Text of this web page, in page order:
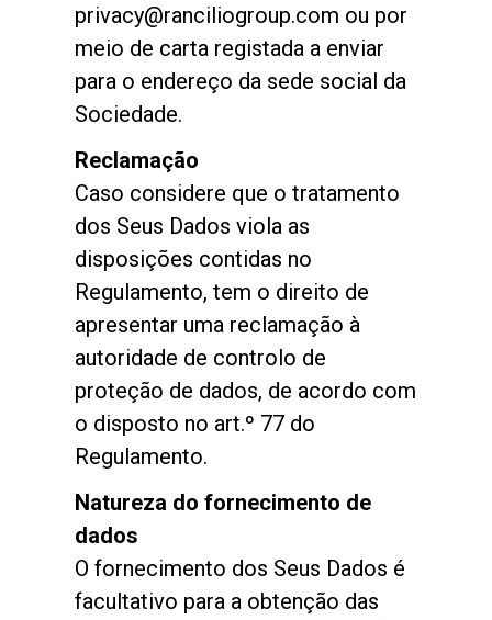
privacy@ranciliogroup.com ou por
meio de carta registada a enviar
para o endereço da sede social da
Sociedade.
Reclamação
Caso considere que o tratamento
dos Seus Dados viola as
disposições contidas no
Regulamento, tem o direito de
apresentar uma reclamação à
autoridade de controlo de
proteção de dados, de acordo com
o disposto no art.º 77 do
Regulamento.
Natureza do fornecimento de
dados
O fornecimento dos Seus Dados é
facultativo para a obtenção das